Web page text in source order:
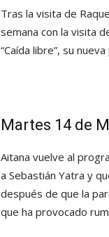
Tras la visita de
semana con la visita
“Caída libre”, su
Martes 14 de
Aitana vuelve al
a Sebastián Yatra y
después de que la
que ha provocado